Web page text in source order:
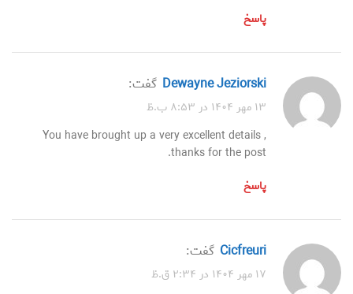
پاسخ
Dewayne Jeziorski گفت:
۱۳ مهر ۱۴۰۴ در ۸:۵۳ ب.ظ
You have brought up a very excellent details ,
thanks for the post.
پاسخ
Cicfreuri گفت:
۱۷ مهر ۱۴۰۴ در ۲:۳۴ ق.ظ